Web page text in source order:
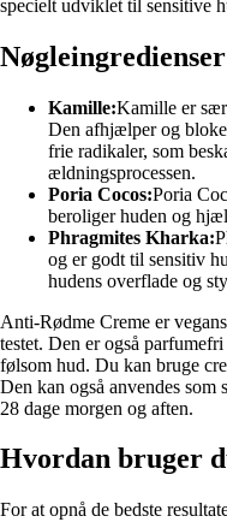
specielt udviklet til sensitive
Kamille:Kamille er
Den afhjælper og
frie radikaler, som
ældningsprocessen.
Poria Cocos:Poria
beroliger huden og
Phragmites Kharka:
og er godt til sensitiv
hudens overflade og
Anti-Rødme Creme er
testet. Den er også
følsom hud. Du kan bruge
Den kan også anvendes som
28 dage morgen og aften.
Hvordan bruger
For at opnå de bedste